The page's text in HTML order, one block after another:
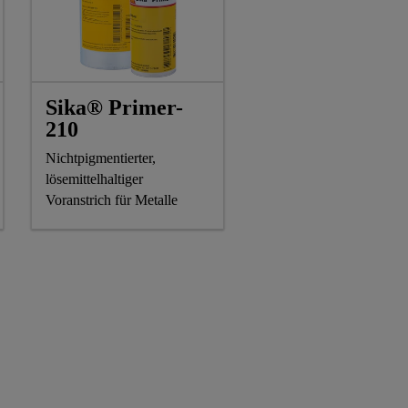
Sika® Primer-
210
Nichtpigmentierter,
lösemittelhaltiger
Voranstrich für Metalle